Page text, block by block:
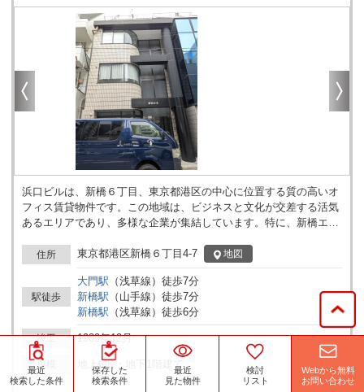
最近
検索した条件
保存した
検索条件
最近
見た物件
検討
リスト
Webから無料
お問い合わせ
浜口ビルは、新橋６丁目、東京都港区の中心に位置する質の高いオ
フィス賃貸物件です。この地域は、ビジネスと文化が交差する活気
あるエリアであり、多様な企業が集結しています。特に、新橋エリ
ビジネスマンにとって魅力的な立地条件を持っています。 浜口ビル
自体は、機能性と快適性を兼ね備えたオフィススペースを提供して
おります。このビルは、エレベーターが1機設置されており、スム
ーズな移動が可能です。また、周囲には多数の飲食店や商業施設が
あり、ビジネスの合間にリフレッシュや外食が容易に楽しめるのも
大きな魅力です。 立地に関して、新橋駅から徒歩圏内に位置してお
り、JR線を始めとする複数の交通ネットワークにアクセスしやすい
のが特徴です。これにより、都内各地への移動が容易であり、ビジ
ネスのフレキシビリティが高まります。さらに、羽田空港や成田空
住所 東京都港区新橋６丁目4-7 地図
駅徒歩
大門駅 （浅草線 ） 徒歩7分
新橋駅 （ 山手線 ） 徒歩7分
新橋駅 （浅草線 ） 徒歩6分
竣工 1989年12月
規模 地上6階・地下1階建て